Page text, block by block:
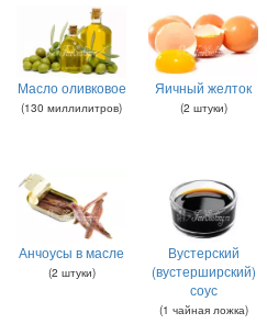
Масло оливковое
(130 миллилитров)
Яичный желток
(2 штуки)
Анчоусы в масле
(2 штуки)
Вустерский
(вустерширский)
соус
(1 чайная ложка)